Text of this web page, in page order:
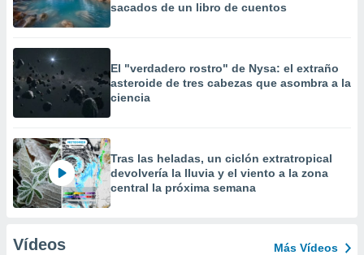
sacados de un libro de cuentos
El "verdadero rostro" de Nysa: el extraño
asteroide de tres cabezas que asombra a la
ciencia
Tras las heladas, un ciclón extratropical
devolvería la lluvia y el viento a la zona
central la próxima semana
Vídeos Más Vídeos